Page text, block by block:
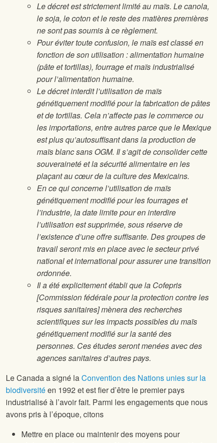
Le décret est strictement limité au maïs. Le canola,
le soja, le coton et le reste des matières premières
ne sont pas soumis à ce règlement.
Pour éviter toute confusion, le maïs est classé en
fonction de son utilisation : alimentation humaine
(pâte et tortillas), fourrage et maïs industrialisé
pour l’alimentation humaine.
Le décret interdit l’utilisation de maïs
génétiquement modifié pour la fabrication de pâtes
et de tortillas. Cela n’affecte pas le commerce ou
les importations, entre autres parce que le Mexique
est plus qu’autosuffisant dans la production de
maïs blanc sans OGM. Il s’agit de consolider cette
souveraineté et la sécurité alimentaire en les
plaçant au cœur de la culture des Mexicains.
En ce qui concerne l’utilisation de maïs
génétiquement modifié pour les fourrages et
l’industrie, la date limite pour en interdire
l’utilisation est supprimée, sous réserve de
l’existence d’une offre suffisante. Des groupes de
travail seront mis en place avec le secteur privé
national et international pour assurer une transition
ordonnée.
Il a été explicitement établi que la Cofepris
[Commission fédérale pour la protection contre les
risques sanitaires] mènera des recherches
scientifiques sur les impacts possibles du maïs
génétiquement modifié sur la santé des
personnes. Ces études seront menées avec des
agences sanitaires d’autres pays.
Le Canada a signé laConvention des Nations unies sur la
biodiversitéen 1992 et est fier d’être le premier pays
industrialisé à l’avoir fait. Parmi les engagements que nous
avons pris à l’époque, citons
Mettre en place ou maintenir des moyens pour